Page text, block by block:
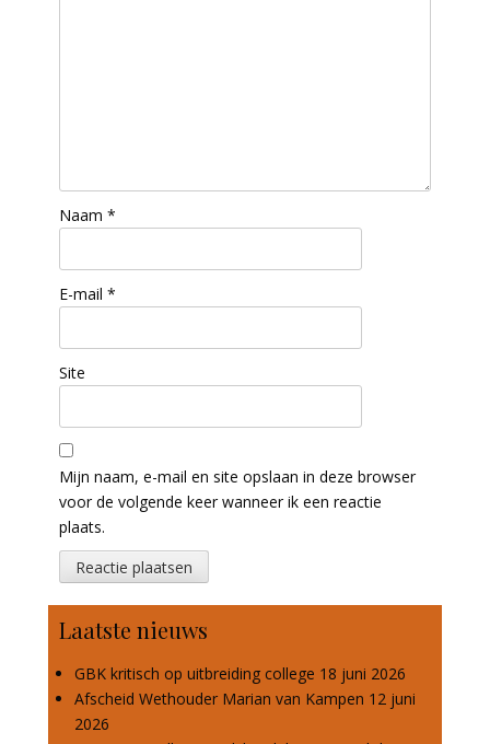
Naam *
E-mail *
Site
Mijn naam, e-mail en site opslaan in deze browser
voor de volgende keer wanneer ik een reactie
plaats.
Laatste nieuws
GBK kritisch op uitbreiding college 18 juni 2026
Afscheid Wethouder Marian van Kampen 12 juni
2026